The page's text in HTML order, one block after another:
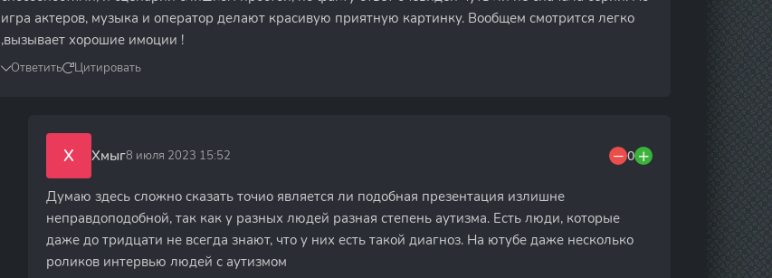
игра актеров, музыка и оператор делают красивую приятную картинку. Вообщем смотрится легко
,вызывает хорошие имоции !
Ответить Цитировать
Х Хмыг8 июля 2023 15:52 0
Думаю здесь сложно сказать точио является ли подобная презентация излишне
неправдоподобной, так как у разных людей разная степень аутизма. Есть люди, которые
даже до тридцати не всегда знают, что у них есть такой диагноз. На ютубе даже несколько
роликов интервью людей с аутизмом